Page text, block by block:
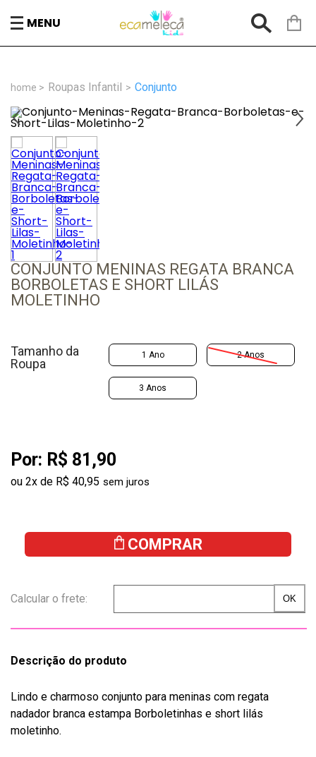
MENU
Roupas Infantil Conjunto
CONJUNTO MENINAS REGATA BRANCA
BORBOLETAS E SHORT LILÁS
MOLETINHO
Tamanho da
Roupa
1 Ano 2 Anos
3 Anos
Por: R$ 81,90
ou 2x de R$ 40,95
COMPRAR
Descrição do produto
Lindo e charmoso conjunto para meninas com regata
nadador branca estampa Borboletinhas e short lilás
moletinho.